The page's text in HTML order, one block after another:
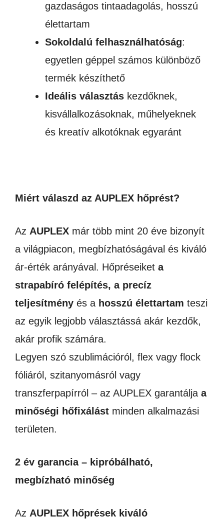
gazdaságos tintaadagolás, hosszú
élettartam
Sokoldalú felhasználhatóság:
egyetlen géppel számos különböző
termék készíthető
Ideális választás kezdőknek,
kisvállalkozásoknak, műhelyeknek
és kreatív alkotóknak egyaránt
Miért válaszd az AUPLEX hőprést?
Az AUPLEX már több mint 20 éve bizonyít
a világpiacon, megbízhatóságával és kiváló
ár-érték arányával. Hőpréseiket a
strapabíró felépítés, a precíz
teljesítmény és a hosszú élettartam teszi
az egyik legjobb választássá akár kezdők,
akár profik számára.
Legyen szó szublimációról, flex vagy flock
fóliáról, szitanyomásról vagy
transzferpapírról – az AUPLEX garantálja a
minőségi hőfixálást minden alkalmazási
területen.
2 év garancia – kipróbálható,
megbízható minőség
Az AUPLEX hőprések kiváló